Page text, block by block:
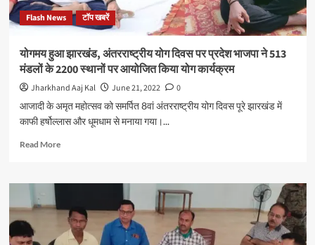
के
साथ
निदेशक
के
प्रांगण
मनाया
Flash News टॉप खबरें
योगमय हुआ झारखंड, अंतरराष्ट्रीय योग दिवस पर प्रदेश भाजपा ने 513
मंडलों के 2200 स्थानों पर आयोजित किया योग कार्यक्रम
Jharkhand Aaj Kal June 21, 2022
0
आजादी के अमृत महोत्सव को समर्पित 8वां अंतरराष्ट्रीय योग दिवस पूरे झारखंड में
काफी हर्षोल्लास और धूमधाम से मनाया गया।...
Read MoreRead
योगमय
झारखंड,
अंतरराष्ट्रीय
योग